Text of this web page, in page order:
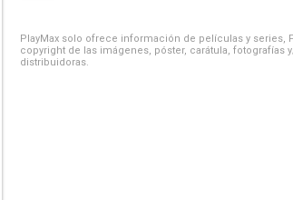
PlayMax solo ofrece información de películas y series,
copyright de las imágenes, póster, carátula,
distribuidoras.